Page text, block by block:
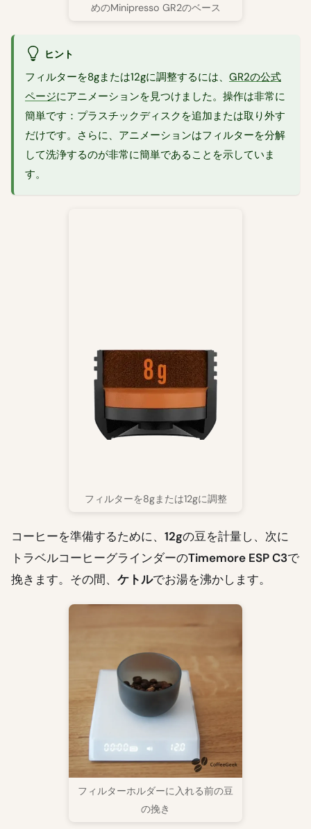
めのMinipresso GR2のベース
ヒント
フィルターを8gまたは12gに調整するには、 GR2の公式
ページにアニメーションを見つけました。操作は非常に
簡単です：プラスチックディスクを追加または取り外す
だけです。さらに、アニメーションはフィルターを分解
して洗浄するのが非常に簡単であることを示していま
す。
フィルターを8gまたは12gに調整
コーヒーを準備するために、 12gの豆を計量し、次に
トラベルコーヒーグラインダーのTimemore ESP C3で
挽きます。その間、 ケトルでお湯を沸かします。
フィルターホルダーに入れる前の豆
の挽き